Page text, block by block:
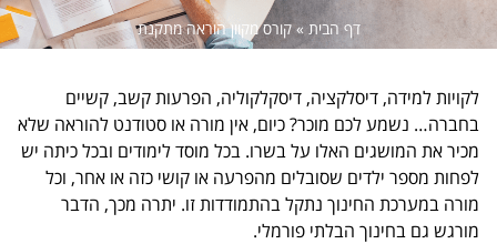
דף הבית»קורס מקוון הוראה מתקנת
לקויות למידה, דיסלקציה, דיסקלקוליה, הפרעות קשב, קשיים
בחברה… נשמע לכם מוכר? כיום, אין מורה או סטודנט להוראה שלא
מכיר את המושגים האלו על בשרו. בכל מוסד לימודים ובכל כיתה יש
לפחות מספר ילדים שסובלים מהפרעה או קושי כזה או אחר, וכל
מורה במערכת החינוך נתקל בהתמודדות זו. יתרה מכך, הדבר
מורגש גם בחינוך הבלתי פורמלי.